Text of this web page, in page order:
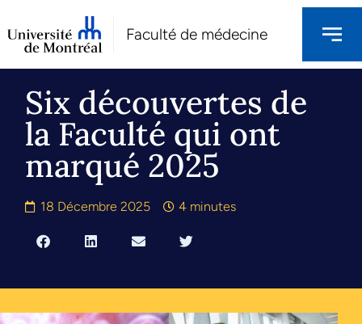
Faculté de médecine
Six découvertes de
la Faculté qui ont
marqué 2025
18 Décembre 2025 4 minutes